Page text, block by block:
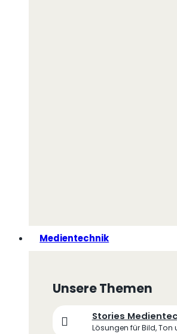
Medientechnik
Unsere Themen
Stories
Lösungen für Bild, Ton